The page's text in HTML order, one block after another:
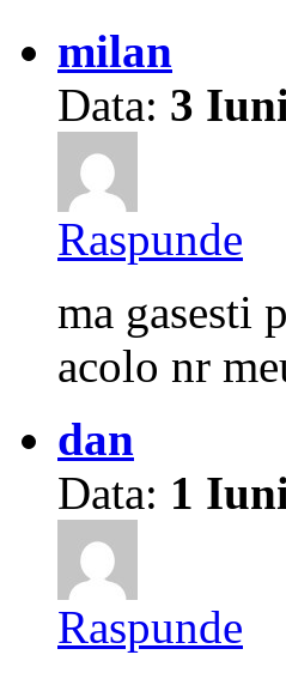
milan
Data: 3
Raspunde
ma gasesti
acolo nr
dan
Data: 1
Raspunde